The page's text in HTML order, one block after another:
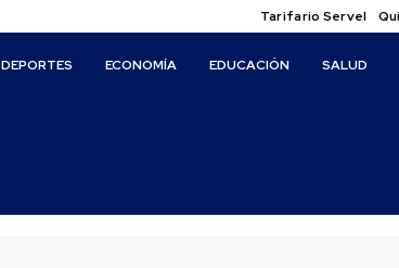
Tarifario Servel
DEPORTES ECONOMÍA EDUCACIÓN SALUD